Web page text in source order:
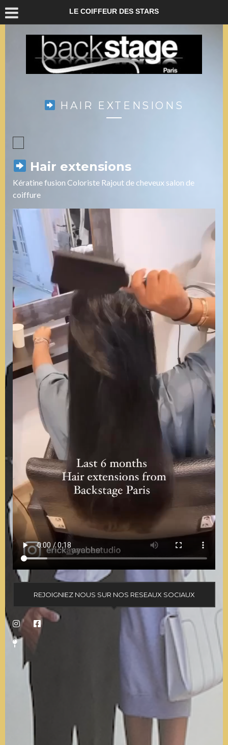
LE COIFFEUR DES STARS
HAIR EXTENSIONS
Hair extensions
Kératine fusion Coloriste Rajout de cheveux salon de
coiffure
REJOIGNIEZ NOUS SUR NOS RESEAUX SOCIAUX